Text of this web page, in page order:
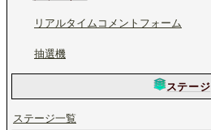
リアルタイムコメントフォーム
抽選機
ステージ
ステージ一覧